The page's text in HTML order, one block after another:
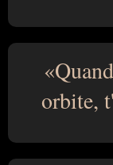
orbite,